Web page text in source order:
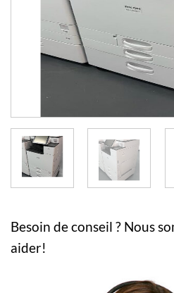
Besoin de conseil ? Nous
aider!